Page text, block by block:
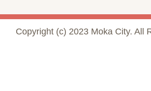
Copyright (c) 2023 Moka City. All